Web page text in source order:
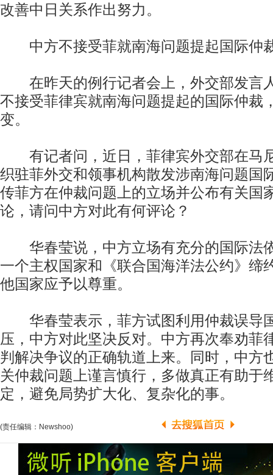
改善中日关系作出努力。
中方不接受菲就南海问题提起国际仲
在昨天的例行记者会上，外交部发言
不接受菲律宾就南海问题提起的国际仲裁
变。
有记者问，近日，菲律宾外交部在马
织驻菲外交和领事机构散发涉南海问题国
传菲方在仲裁问题上的立场并公布有关国
论，请问中方对此有何评论？
华春莹说，中方立场有充分的国际法
一个主权国家和《联合国海洋法公约》缔
他国家应予以尊重。
华春莹表示，菲方试图利用仲裁误导
压，中方对此坚决反对。中方再次奉劝菲
判解决争议的正确轨道上来。同时，中方
关仲裁问题上谨言慎行，多做真正有助于
定，避免局势扩大化、复杂化的事。
(责任编辑：Newshoo)